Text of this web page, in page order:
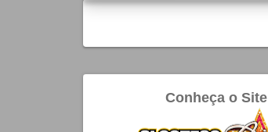
Conheça o Site